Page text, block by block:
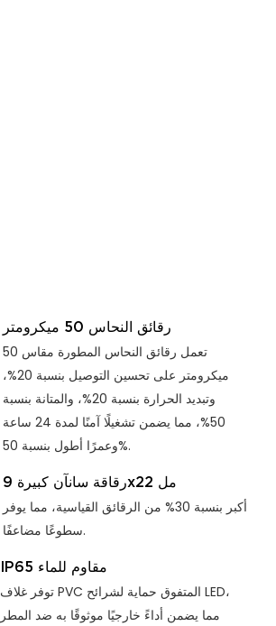
رقائق النحاس 50 ميكرومتر
تعمل رقائق النحاس المطورة مقاس 50
ميكرومتر على تحسين التوصيل بنسبة 20%،
وتبديد الحرارة بنسبة 20%، والمتانة بنسبة
50%، مما يضمن تشغيلًا آمنًا لمدة 24 ساعة
وعمرًا أطول بنسبة 50%.
رقاقة سانآن كبيرة 9x22 مل
أكبر بنسبة 30% من الرقائق القياسية، مما يوفر
سطوعًا مضاعفًا.
IP65 مقاوم للماء
توفر غلاف PVC المتفوق حماية لشرائح LED،
مما يضمن أداءً خارجيًا موثوقًا به ضد المطر